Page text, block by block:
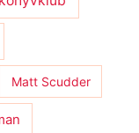
Matt Scudder